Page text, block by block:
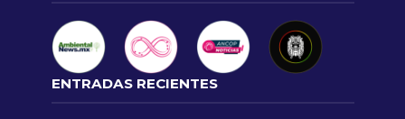
ENTRADAS RECIENTES